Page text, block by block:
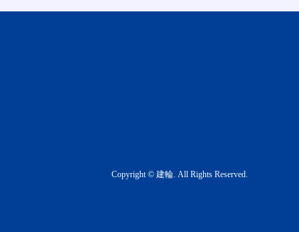
Copyright © 建輪 . All Rights Reserved.